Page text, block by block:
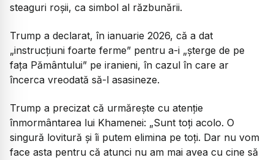
steaguri roșii, ca simbol al răzbunării.
Trump a declarat, în ianuarie 2026, că a dat
„instrucțiuni foarte ferme” pentru a-i „șterge de pe
fața Pământului” pe iranieni, în cazul în care ar
încerca vreodată să-l asasineze.
Trump a precizat că urmărește cu atenție
înmormântarea lui Khamenei: „Sunt toți acolo. O
singură lovitură și îi putem elimina pe toți. Dar nu vom
face asta pentru că atunci nu am mai avea cu cine să